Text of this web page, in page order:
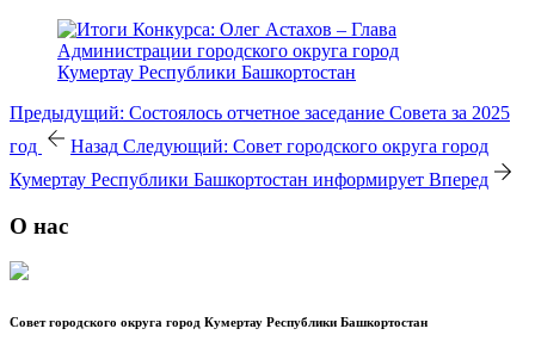
Предыдущий: Состоялось отчетное заседание Совета за 2025
год
Назад Следующий: Совет городского округа город
Кумертау Республики Башкортостан информирует Вперед
О нас
Совет городского округа город Кумертау Республики Башкортостан